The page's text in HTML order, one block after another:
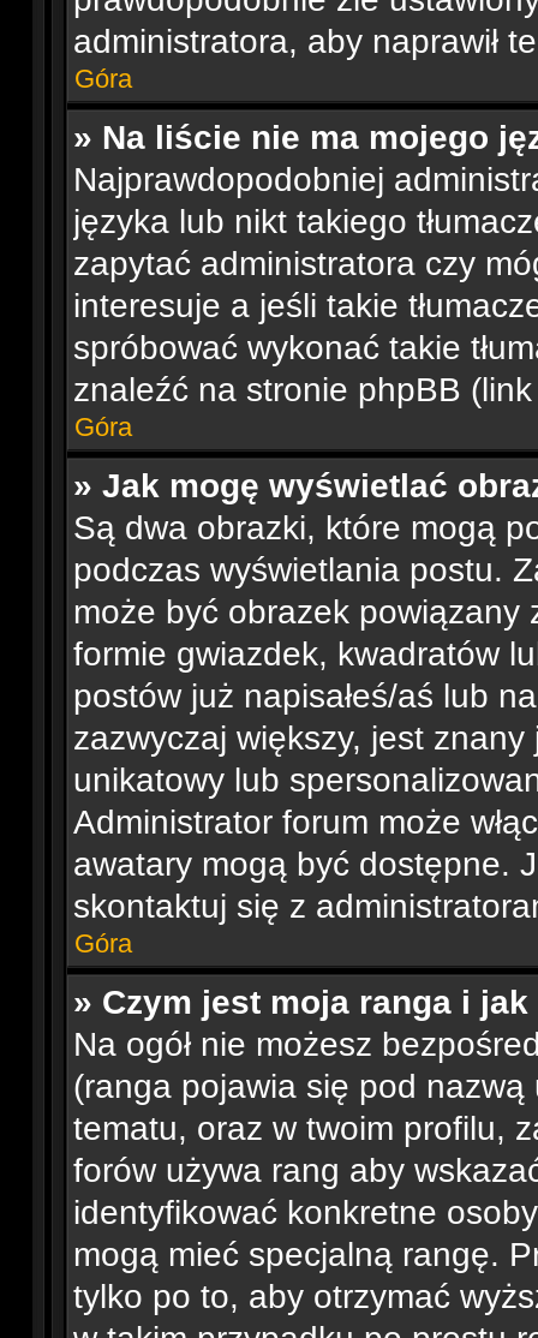
administratora, aby naprawił
Góra
» Na liście nie ma mojego
Najprawdopodobniej
języka lub nikt takiego
zapytać administratora czy
interesuje a jeśli takie
spróbować wykonać takie
znaleźć na stronie phpBB
Góra
» Jak mogę wyświetlać
Są dwa obrazki, które mogą
podczas wyświetlania postu.
może być obrazek powiązany
formie gwiazdek, kwadratów
postów już napisałeś/aś lub
zazwyczaj większy, jest
unikatowy lub
Administrator forum może
awatary mogą być dostępne.
skontaktuj się z
Góra
» Czym jest moja ranga i
Na ogół nie możesz
(ranga pojawia się pod
tematu, oraz w twoim profilu,
forów używa rang aby
identyfikować konkretne
mogą mieć specjalną rangę.
tylko po to, aby otrzymać